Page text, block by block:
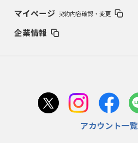
マイページ 契約内容確認・変更
企業情報
アカウント一覧